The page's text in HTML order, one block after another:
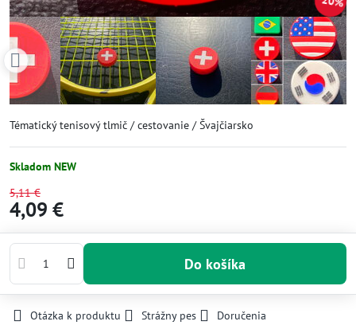
Tématický tenisový tlmič / cestovanie / Švajčiarsko
Skladom NEW
5,11 €
4,09 €
Do košíka
Otázka k produktu Strážny pes Doručenia